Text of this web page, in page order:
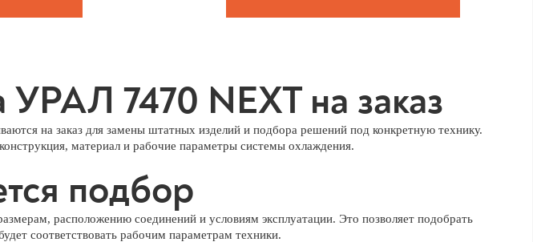
УРАЛ 7470 NEXT на заказ
на заказ для замены штатных изделий и подбора решений под конкретную технику.
материал и рабочие параметры системы охлаждения.
подбор
расположению соединений и условиям эксплуатации. Это позволяет подобрать
соответствовать рабочим параметрам техники.